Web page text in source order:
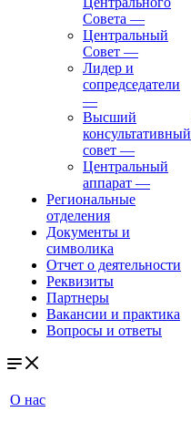
Совета —
Центральный
Совет —
Лидер и
сопредседатели
—
Высший
консультативный
совет —
Центральный
аппарат —
Региональные
отделения
Документы и
символика
Отчет о деятельности
Реквизиты
Партнеры
Вакансии и практика
Вопросы и ответы
О нас